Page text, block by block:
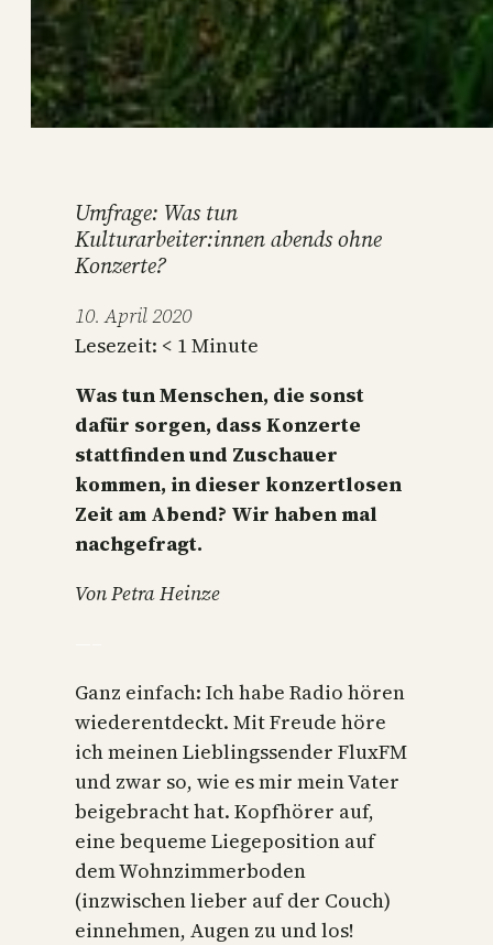
Umfrage: Was tun
Kulturarbeiter:innen abends ohne
Konzerte?
10. April 2020
Lesezeit: < 1Minute
Was tun Menschen, die sonst
dafür sorgen, dass Konzerte
stattfinden und Zuschauer
kommen, in dieser konzertlosen
Zeit am Abend? Wir haben mal
nachgefragt.
Von Petra Heinze
Ganz einfach: Ich habe Radio hören
wiederentdeckt. Mit Freude höre
ich meinen Lieblingssender FluxFM
und zwar so, wie es mir mein Vater
beigebracht hat. Kopfhörer auf,
eine bequeme Liegeposition auf
dem Wohnzimmerboden
(inzwischen lieber auf der Couch)
einnehmen, Augen zu und los!